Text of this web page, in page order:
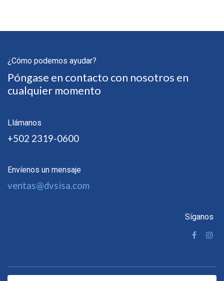
¿Cómo podemos ayudar?
Póngase en contacto con nosotros en
cualquier momento
Llámanos
+502 2319-0600
Envíenos un mensaje
ventas@dvsisa.com
Síganos